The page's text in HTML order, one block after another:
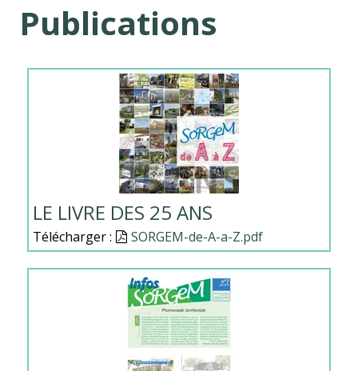
Publications
LE LIVRE DES 25 ANS
Télécharger : Document
SORGEM-de-A-a-Z.pdf